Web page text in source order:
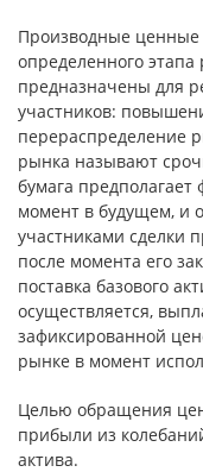
Производные ценные
определенного
предназначены для
участников:
перераспределение
рынка называют
бумага
момент в будущем, и
участниками сделки
после момента его
поставка базового
осуществляется,
зафиксированной
рынке в момент
Целью обращения
прибыли из
актива.